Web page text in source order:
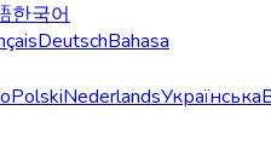
한국어
DeutschBahasa
PolskiNederlandsУкраїнська